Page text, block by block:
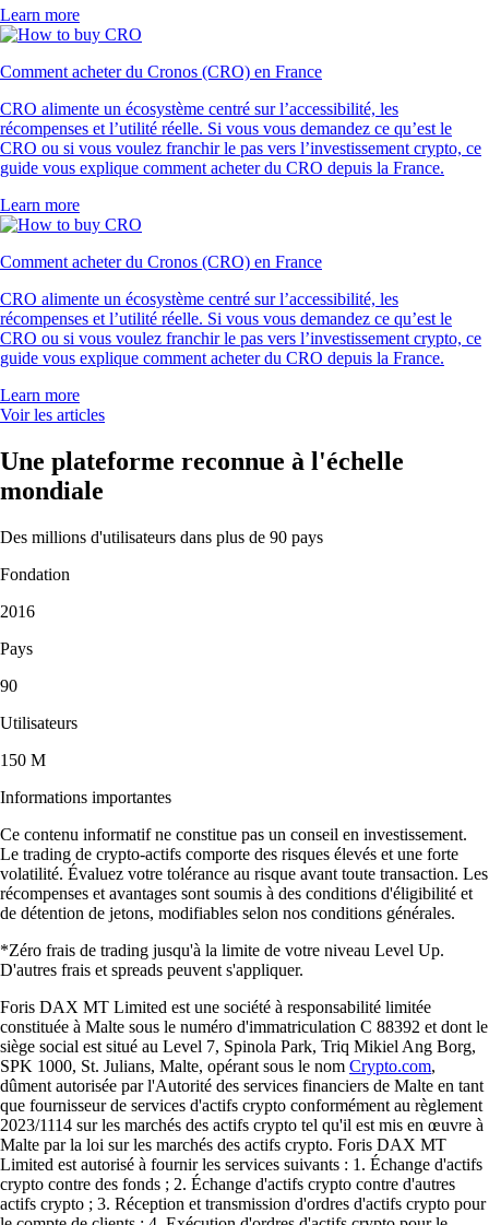
Learn more
Comment acheter du Cronos (CRO) en France
CRO alimente un écosystème centré sur l’accessibilité, les
récompenses et l’utilité réelle. Si vous vous demandez ce qu’est le
CRO ou si vous voulez franchir le pas vers l’investissement crypto, ce
guide vous explique comment acheter du CRO depuis la France.
Learn more
Comment acheter du Cronos (CRO) en France
CRO alimente un écosystème centré sur l’accessibilité, les
récompenses et l’utilité réelle. Si vous vous demandez ce qu’est le
CRO ou si vous voulez franchir le pas vers l’investissement crypto, ce
guide vous explique comment acheter du CRO depuis la France.
Learn more
Voir les articles
Une plateforme reconnue à l'échelle
mondiale
Des millions d'utilisateurs dans plus de 90 pays
Fondation
2016
Pays
90
Utilisateurs
150 M
Informations importantes
Ce contenu informatif ne constitue pas un conseil en investissement.
Le trading de crypto-actifs comporte des risques élevés et une forte
volatilité. Évaluez votre tolérance au risque avant toute transaction. Les
récompenses et avantages sont soumis à des conditions d'éligibilité et
de détention de jetons, modifiables selon nos conditions générales.
*Zéro frais de trading jusqu'à la limite de votre niveau Level Up.
D'autres frais et spreads peuvent s'appliquer.
Foris DAX MT Limited est une société à responsabilité limitée
constituée à Malte sous le numéro d'immatriculation C 88392 et dont le
siège social est situé au Level 7, Spinola Park, Triq Mikiel Ang Borg,
SPK 1000, St. Julians, Malte, opérant sous le nom Crypto.com,
dûment autorisée par l'Autorité des services financiers de Malte en tant
que fournisseur de services d'actifs crypto conformément au règlement
2023/1114 sur les marchés des actifs crypto tel qu'il est mis en œuvre à
Malte par la loi sur les marchés des actifs crypto. Foris DAX MT
Limited est autorisé à fournir les services suivants : 1. Échange d'actifs
crypto contre des fonds ; 2. Échange d'actifs crypto contre d'autres
actifs crypto ; 3. Réception et transmission d'ordres d'actifs crypto pour